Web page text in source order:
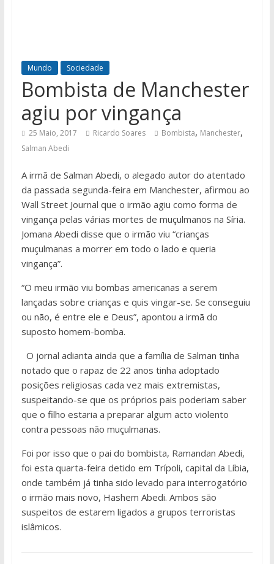
Mundo Sociedade
Bombista de Manchester
agiu por vingança
25 Maio, 2017 Ricardo Soares Bombista, Manchester,
Salman Abedi
A irmã de Salman Abedi, o alegado autor do atentado
da passada segunda-feira em Manchester, afirmou ao
Wall Street Journal que o irmão agiu como forma de
vingança pelas várias mortes de muçulmanos na Síria.
Jomana Abedi disse que o irmão viu “crianças
muçulmanas a morrer em todo o lado e queria
vingança”.
“O meu irmão viu bombas americanas a serem
lançadas sobre crianças e quis vingar-se. Se conseguiu
ou não, é entre ele e Deus”, apontou a irmã do
suposto homem-bomba.
O jornal adianta ainda que a família de Salman tinha
notado que o rapaz de 22 anos tinha adoptado
posições religiosas cada vez mais extremistas,
suspeitando-se que os próprios pais poderiam saber
que o filho estaria a preparar algum acto violento
contra pessoas não muçulmanas.
Foi por isso que o pai do bombista, Ramandan Abedi,
foi esta quarta-feira detido em Trípoli, capital da Líbia,
onde também já tinha sido levado para interrogatório
o irmão mais novo, Hashem Abedi. Ambos são
suspeitos de estarem ligados a grupos terroristas
islâmicos.